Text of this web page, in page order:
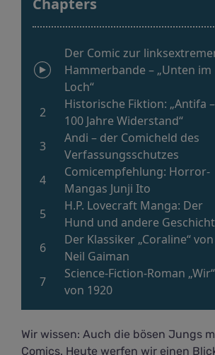
Wir wissen: Auch die bösen Jungs
Comics. Heute werfen wir einen